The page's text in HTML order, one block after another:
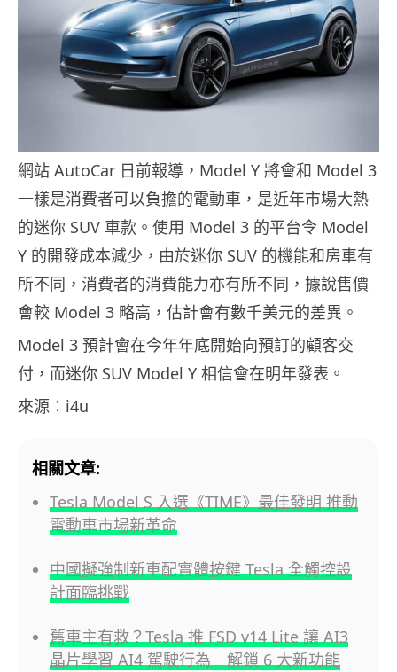
網站 AutoCar 日前報導，Model Y 將會和 Model 3
一樣是消費者可以負擔的電動車，是近年市場大熱
的迷你 SUV 車款。使用 Model 3 的平台令 Model
Y 的開發成本減少，由於迷你 SUV 的機能和房車有
所不同，消費者的消費能力亦有所不同，據說售價
會較 Model 3 略高，估計會有數千美元的差異。
Model 3 預計會在今年年底開始向預訂的顧客交
付，而迷你 SUV Model Y 相信會在明年發表。
來源：i4u
相關文章:
Tesla Model S 入選《TIME》最佳發明 推動
電動車市場新革命
中國擬強制新車配實體按鍵 Tesla 全觸控設
計面臨挑戰
舊車主有救？Tesla 推 FSD v14 Lite 讓 AI3
晶片學習 AI4 駕駛行為 解鎖 6 大新功能